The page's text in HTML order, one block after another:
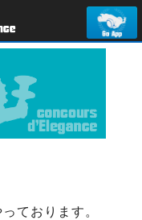
ております。